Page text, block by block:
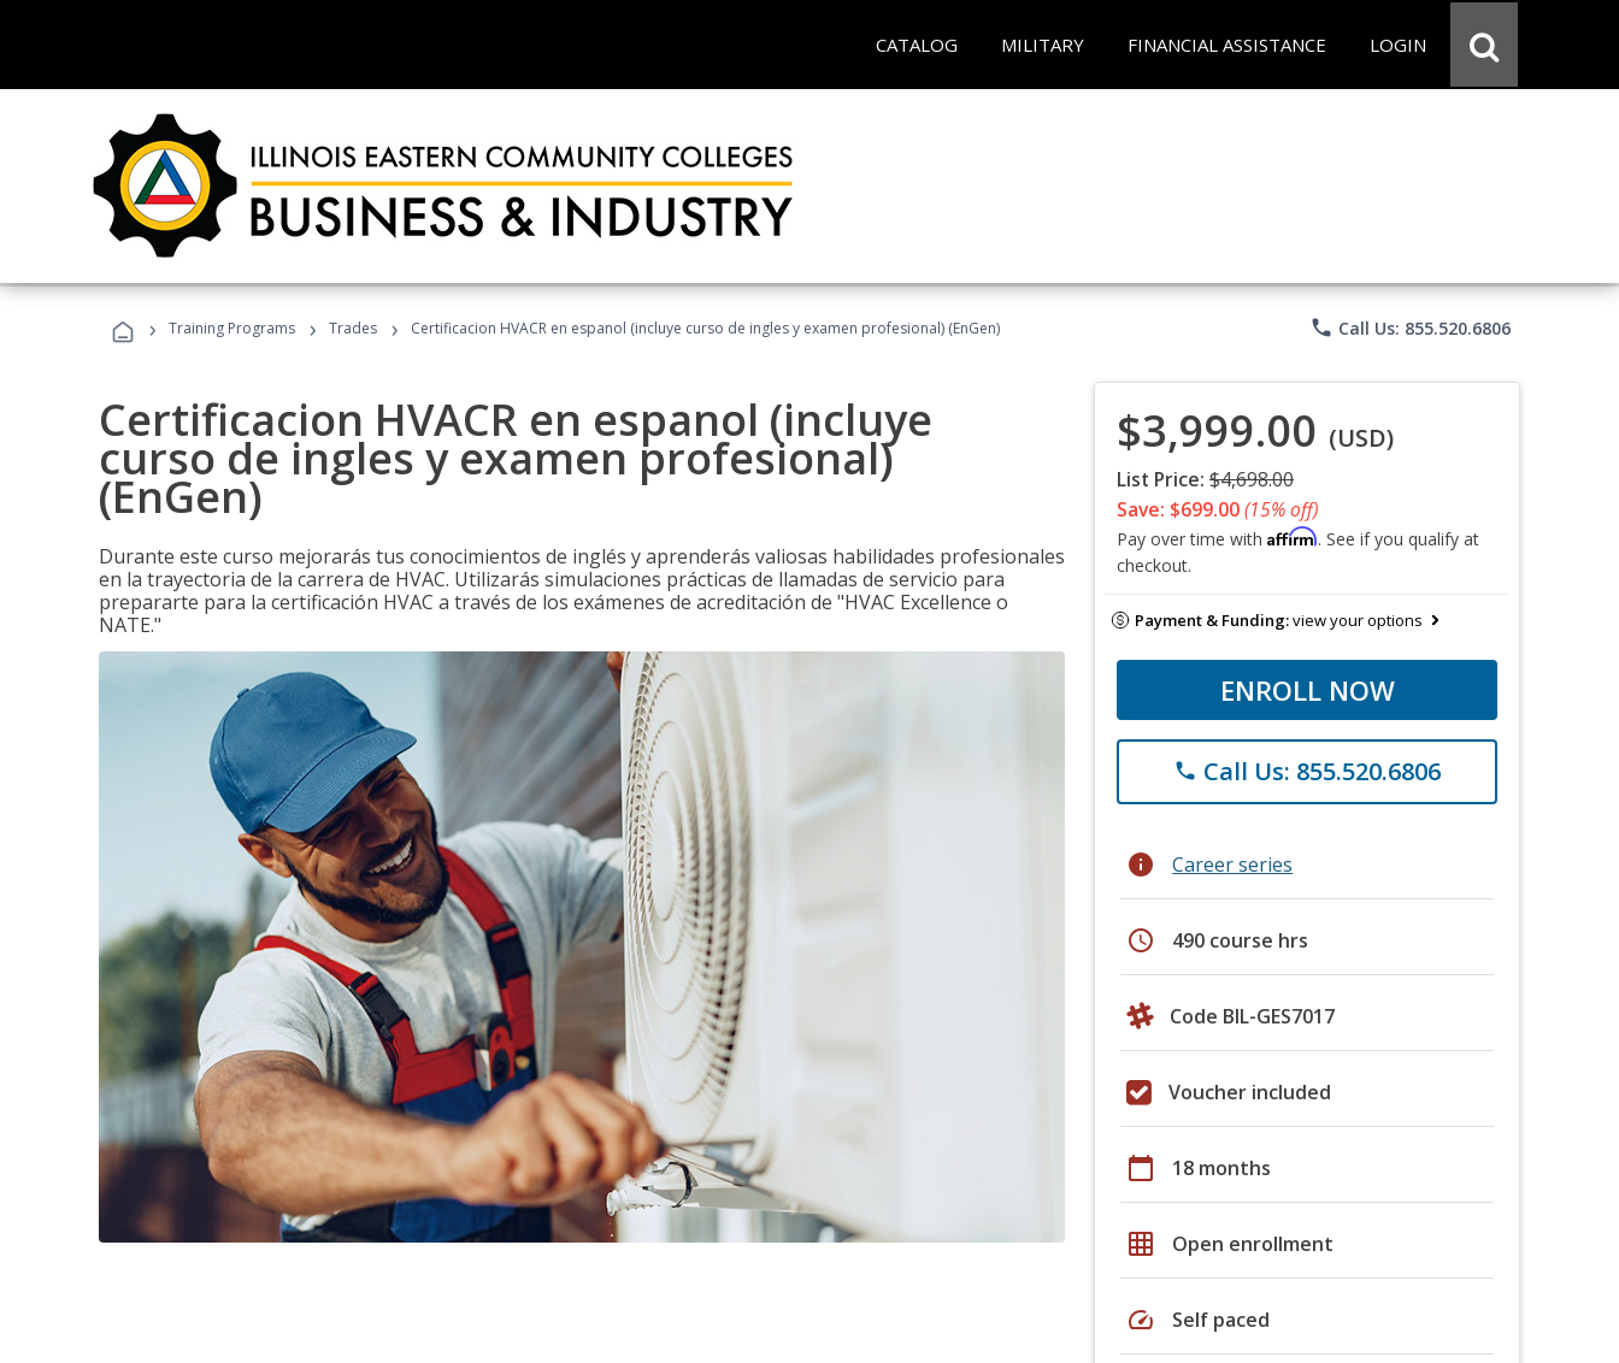
CATALOG MILITARY FINANCIAL ASSISTANCE LOGIN
› Training Programs › Trades › Certificacion HVACR en espanol (incluye curso de ingles y examen profesional) (EnGen) phone Call Us: 855.520.6806
Certificacion HVACR en espanol (incluye
curso de ingles y examen profesional)
(EnGen)
Durante este curso mejorarás tus conocimientos de inglés y aprenderás valiosas habilidades profesionales
en la trayectoria de la carrera de HVAC. Utilizarás simulaciones prácticas de llamadas de servicio para
prepararte para la certificación HVAC a través de los exámenes de acreditación de "HVAC Excellence o
NATE."
$3,999.00 (USD)
List Price: $4,698.00
Save: $699.00(15% off)
Pay over time with Affirm. See if you qualify at
checkout.
Payment & Funding:view your options
ENROLL NOW
phone Call Us: 855.520.6806
info Career series
schedule 490 course hrs
Code BIL-GES7017
Voucher included
calendar_today 18 months
grid_on Open enrollment
speed Self paced